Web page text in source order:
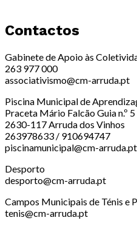
Contactos
Gabinete de Apoio às
263 977 000
associativismo@cm-arruda.pt
Piscina Municipal de
Praceta Mário Falcão Guia n.º 5
2630-117 Arruda dos Vinhos
263978633 / 910694747
piscinamunicipal@cm-arruda.pt
Desporto
desporto@cm-arruda.pt
Campos Municipais de Ténis e
tenis@cm-arruda.pt